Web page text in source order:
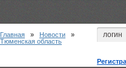
По Гринвичу (GMT
Главная » Новости »
Тюменская область